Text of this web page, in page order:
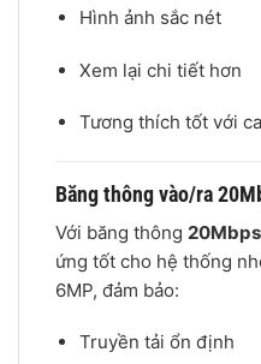
Hình ảnh sắc nét
Xem lại chi tiết hơn
Tương thích tốt với
Băng thông vào/ra
Với băng thông
ứng tốt cho hệ thống
6MP, đảm bảo:
Truyền tải ổn định